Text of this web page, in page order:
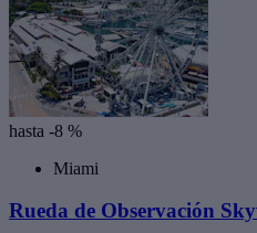
hasta -8 %
Miami
Rueda de Observación